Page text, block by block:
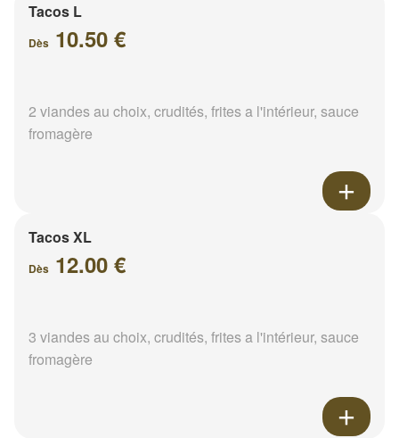
Tacos L
Dès 10.50 €
2 viandes au choix, crudités, frites a l'intérieur, sauce
fromagère
Tacos XL
Dès 12.00 €
3 viandes au choix, crudités, frites a l'intérieur, sauce
fromagère